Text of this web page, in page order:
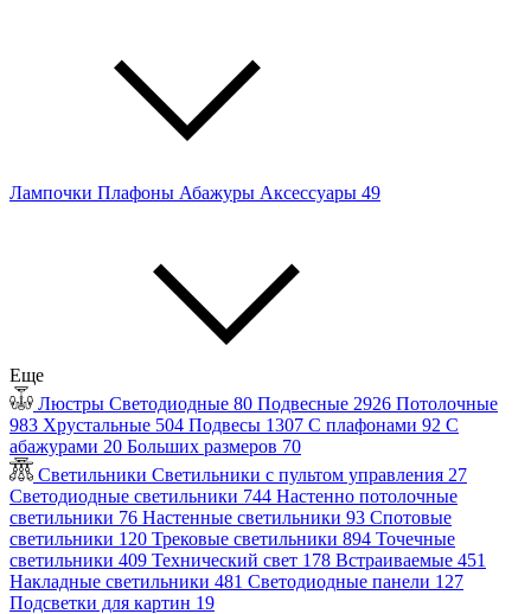
Лампочки Плафоны Абажуры Аксессуары 49
Еще
Люстры Светодиодные 80 Подвесные 2926 Потолочные
983 Хрустальные 504 Подвесы 1307 С плафонами 92 С
абажурами 20 Больших размеров 70
Светильники Светильники с пультом управления 27
Светодиодные светильники 744 Настенно потолочные
светильники 76 Настенные светильники 93 Спотовые
светильники 120 Трековые светильники 894 Точечные
светильники 409 Технический свет 178 Встраиваемые 451
Накладные светильники 481 Светодиодные панели 127
Подсветки для картин 19